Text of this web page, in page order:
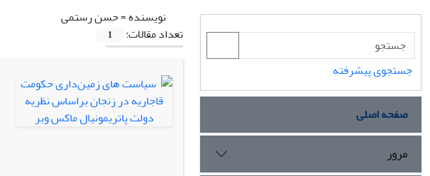
نویسنده =حسن رستمی
تعداد مقالات:
1
جستجوی پیشرفته
صفحه اصلی
مرور